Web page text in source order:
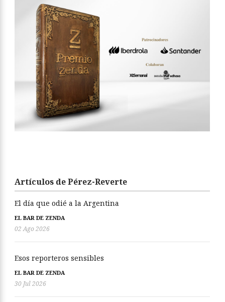
Artículos de Pérez-Reverte
El día que odié a la Argentina
EL BAR DE ZENDA
02 Ago 2026
Esos reporteros sensibles
EL BAR DE ZENDA
30 Jul 2026